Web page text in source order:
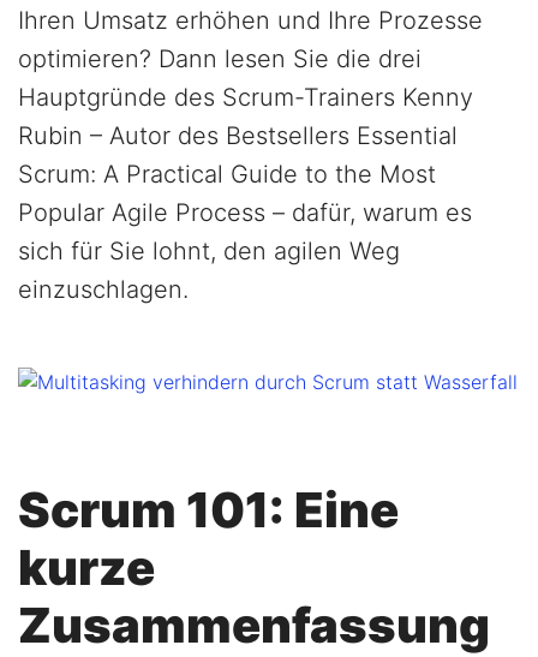
Ihren Umsatz erhöhen und Ihre Prozesse
optimieren? Dann lesen Sie die drei
Hauptgründe des Scrum-Trainers Kenny
Rubin – Autor des Bestsellers Essential
Scrum: A Practical Guide to the Most
Popular Agile Process – dafür, warum es
sich für Sie lohnt, den agilen Weg
einzuschlagen.
Scrum 101: Eine
kurze
Zusammenfassung